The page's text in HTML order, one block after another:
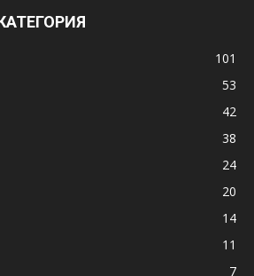
101
53
42
38
24
20
14
11
7